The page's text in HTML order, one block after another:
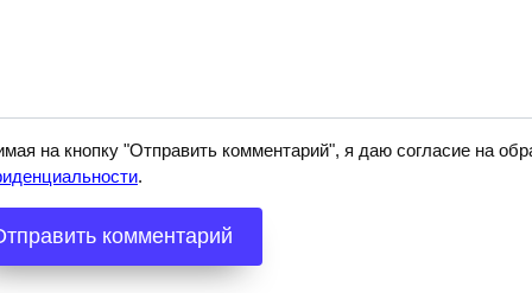
на кнопку "Отправить комментарий", я даю согласие на
.